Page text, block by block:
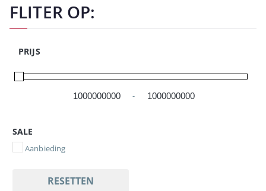
FLITER OP:
PRIJS
-
SALE
Aanbieding
RESETTEN